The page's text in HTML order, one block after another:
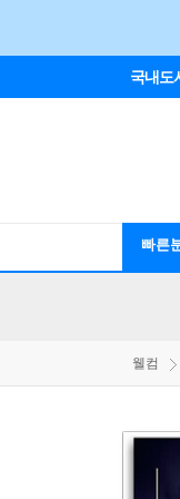
국내도
빠른
웰컴